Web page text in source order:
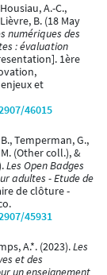
A.-C.,
B. (18 May
numériques des
: évaluation
1ère
et
46015
Temperman, G.,
(Other coll.), &
Les Open Badges
adultes - Etude de
de clôture -
45931
A.*. (2023).Les
et des
un enseignement